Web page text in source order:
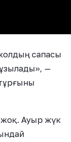
сапасы
—
жоқ. Ауыр жүк